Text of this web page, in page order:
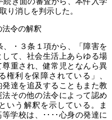
り消しを判示した。
令の解釈
・３条１項から、「障害を
て、社会生活上あらゆる場
重され、健常児となんら異
権利を保障されている」、
発達を追及することもまた教
その他の法令によって認め
いう解釈を示している。ま
学校は、････心身の発達に